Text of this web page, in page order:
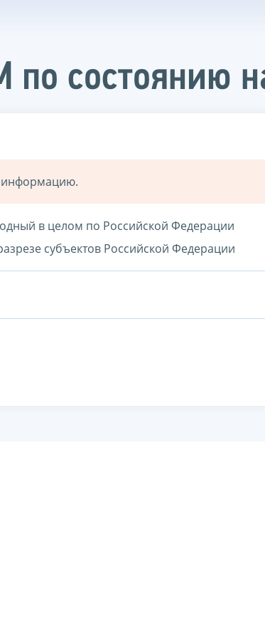
состоянию
информацию.
в целом по Российской Федерации
субъектов Российской Федерации